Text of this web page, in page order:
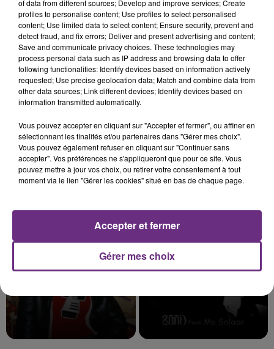
fermer ses portes.
TITRES DIFFUSÉS
10h20
10h20 10h17
10h17
10h07
10h07
of data from different sources; Develop and improve services; Create
profiles to personalise content; Use profiles to select personalised
content; Use limited data to select content; Ensure security, prevent and
detect fraud, and fix errors; Deliver and present advertising and content;
Save and communicate privacy choices. These technologies may
process personal data such as IP address and browsing data to offer
following functionalities: Identify devices based on information actively
requested; Use precise geolocation data; Match and combine data from
other data sources; Link different devices; Identify devices based on
information transmitted automatically.
Vous pouvez accepter en cliquant sur "Accepter et fermer", ou affiner en
sélectionnant les finalités et/ou partenaires dans "Gérer mes choix".
Vous pouvez également refuser en cliquant sur "Continuer sans
accepter". Vos préférences ne s'appliqueront que pour ce site. Vous
pouvez mettre à jour vos choix, ou retirer votre consentement à tout
moment via le lien "Gérer les cookies" situé en bas de chaque page.
Gérer mes choix
Accepter et fermer